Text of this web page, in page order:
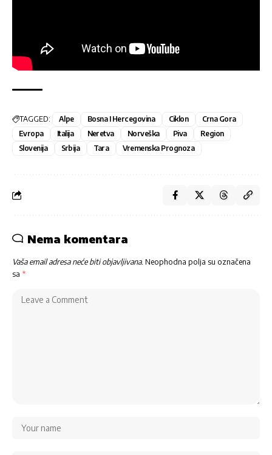
TAGGED: Alpe Bosna I Hercegovina Ciklon
Crna Gora
Evropa
Italija Neretva Norveška Piva
Region
Slovenija
Srbija Tara Vremenska Prognoza
Nema komentara
Vaša email adresa neće biti objavljivana. Neophodna polja su označena
sa *